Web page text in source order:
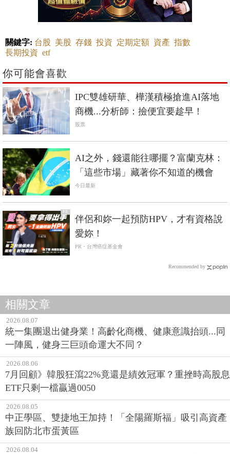
關鍵字: 台股 美股 存錢 投資 定期定額 資產 指數
長期投資 etf
你可能會喜歡
IPC雙雄研華、樺漢積極搶進AI落地
商機...分析師：撿便宜要趁早！
股票
AI之外，錢還能往哪擺？富蘭克林：
「這些市場」藏著你不知道的機會
今日最新
PR
伴侶和妳一起預防HPV，才有資格說
愛妳！
PR・台灣癌症基金會
Recommended by
相關文章
2026.08.07
統一集團退出健身業！高齡化商機、健康意識抬頭...同
一陣風，健身三巨頭命運大不同？
2026.08.06
7月回顧》韓股狂瀉22%竟還是績效冠軍？重挫時高股息
ETF只剩一檔贏過0050
2026.08.05
中正學區、雙捷地王加持！「全陽羅斯福」吸引高資產
族回防北市蛋黃區
2026.08.04